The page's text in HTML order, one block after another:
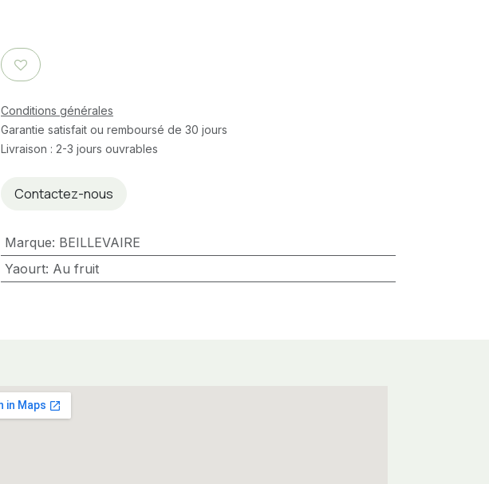
Conditions générales
Garantie satisfait ou remboursé de 30 jours
Livraison : 2-3 jours ouvrables
Contactez-nous
Marque: BEILLEVAIRE
Yaourt: Au fruit